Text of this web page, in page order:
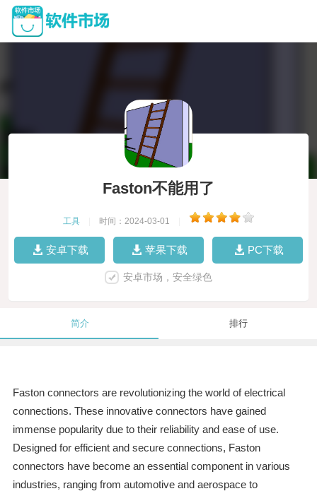
Faston不能用了
工具 时间：2024-03-01
安卓下载 苹果下载 PC下载
安卓市场，安全绿色
简介 排行
Faston connectors are revolutionizing the world of electrical
connections. These innovative connectors have gained
immense popularity due to their reliability and ease of use.
Designed for efficient and secure connections, Faston
connectors have become an essential component in various
industries, ranging from automotive and aerospace to